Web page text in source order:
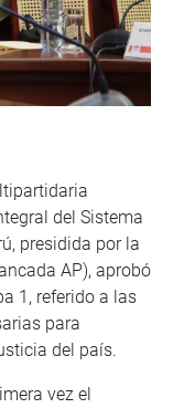
del Sistema
presidida por la
AP), aprobó
1, referido a las
para
del país.
vez el